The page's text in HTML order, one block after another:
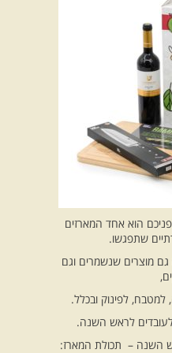
הוא אחד המארזים
שתפגשו.
מוצרים שנשמרים וגם
לפינוק ובכלל.
לראש השנה.
השנה – תכולת המארז: